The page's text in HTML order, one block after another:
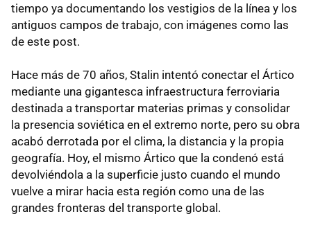
tiempo ya documentando los vestigios de la línea y los
antiguos campos de trabajo, con imágenes como las
de este post.
Hace más de 70 años, Stalin intentó conectar el Ártico
mediante una gigantesca infraestructura ferroviaria
destinada a transportar materias primas y consolidar
la presencia soviética en el extremo norte, pero su obra
acabó derrotada por el clima, la distancia y la propia
geografía. Hoy, el mismo Ártico que la condenó está
devolviéndola a la superficie justo cuando el mundo
vuelve a mirar hacia esta región como una de las
grandes fronteras del transporte global.